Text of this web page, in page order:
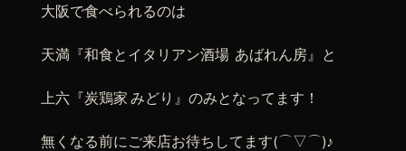
大阪で食べられるのは
天満『和食とイタリアン酒場 あばれん房』と
上六『炭鶏家 みどり』のみとなってます！
無くなる前にご来店お待ちしてます(⌒▽⌒)♪